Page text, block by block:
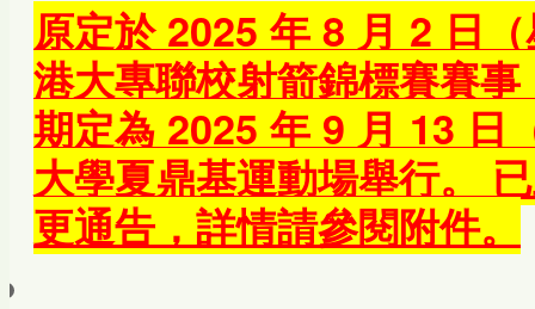
原定於 2025 年 8 月 2 日
港大專聯校射箭錦標賽賽
期定為 2025 年 9 月 13 日
大學夏鼎基運動場舉行。
更通告，詳情請參閱附件。